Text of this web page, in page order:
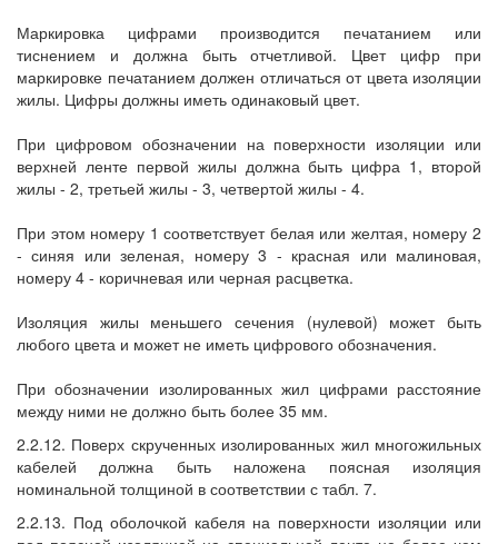
Маркировка цифрами производится печатанием или
тиснением и должна быть отчетливой. Цвет цифр при
маркировке печатанием должен отличаться от цвета изоляции
жилы. Цифры должны иметь одинаковый цвет.
При цифровом обозначении на поверхности изоляции или
верхней ленте первой жилы должна быть цифра 1, второй
жилы - 2, третьей жилы - 3, четвертой жилы - 4.
При этом номеру 1 соответствует белая или желтая, номеру 2
- синяя или зеленая, номеру 3 - красная или малиновая,
номеру 4 - коричневая или черная расцветка.
Изоляция жилы меньшего сечения (нулевой) может быть
любого цвета и может не иметь цифрового обозначения.
При обозначении изолированных жил цифрами расстояние
между ними не должно быть более 35 мм.
2.2.12. Поверх скрученных изолированных жил многожильных
кабелей должна быть наложена поясная изоляция
номинальной толщиной в соответствии с табл. 7.
2.2.13. Под оболочкой кабеля на поверхности изоляции или